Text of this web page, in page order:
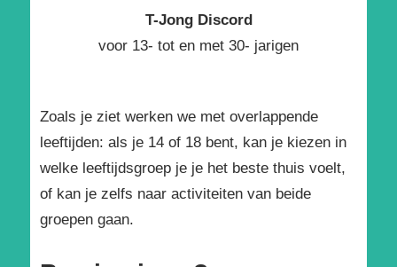
T-Jong Discord
voor 13- tot en met 30- jarigen
Zoals je ziet werken we met overlappende
leeftijden: als je 14 of 18 bent, kan je kiezen in
welke leeftijdsgroep je je het beste thuis voelt,
of kan je zelfs naar activiteiten van beide
groepen gaan.